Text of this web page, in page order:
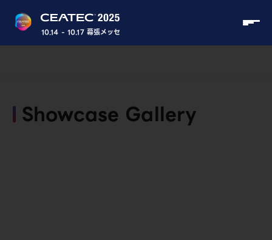
10.14 - 10.17 幕張メッセ
Showcase Gallery